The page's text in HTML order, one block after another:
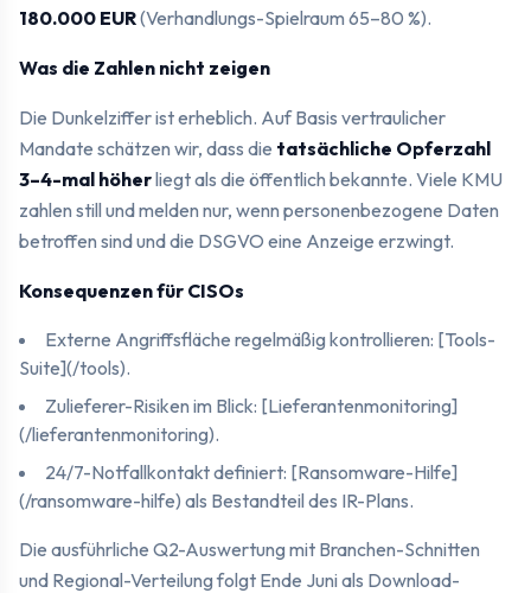
180.000 EUR(Verhandlungs-Spielraum 65–80 %).
Was die Zahlen nicht zeigen
Die Dunkelziffer ist erheblich. Auf Basis vertraulicher
Mandate schätzen wir, dass die tatsächliche Opferzahl
3–4-mal höherliegt als die öffentlich bekannte. Viele KMU
zahlen still und melden nur, wenn personenbezogene Daten
betroffen sind und die DSGVO eine Anzeige erzwingt.
Konsequenzen für CISOs
Externe Angriffsfläche regelmäßig kontrollieren: [Tools-
Suite](/tools).
Zulieferer-Risiken im Blick: [Lieferantenmonitoring]
(/lieferantenmonitoring).
24/7-Notfallkontakt definiert: [Ransomware-Hilfe]
(/ransomware-hilfe) als Bestandteil des IR-Plans.
Die ausführliche Q2-Auswertung mit Branchen-Schnitten
und Regional-Verteilung folgt Ende Juni als Download-